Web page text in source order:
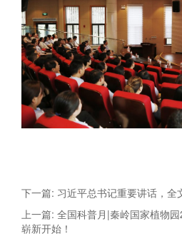
下一篇: 习近平总书记重要讲话，全
上一篇: 全国科普月|秦岭国家植物
崭新开始！